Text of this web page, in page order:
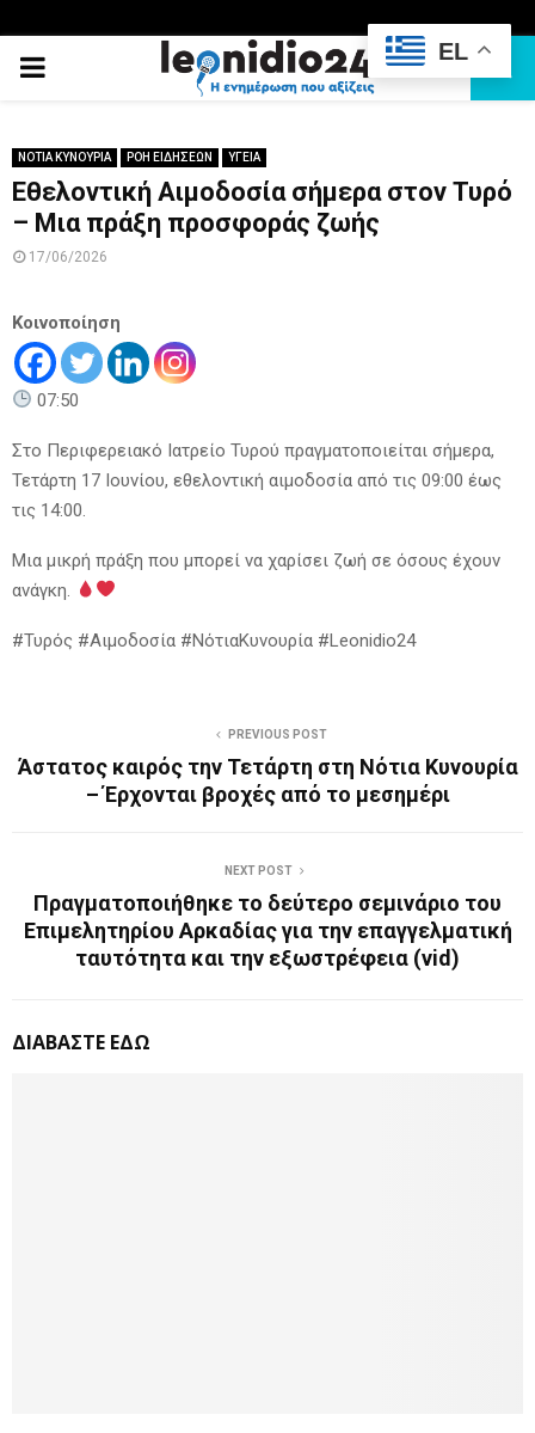
PRIMARY
ΝΟΤΙΑ ΚΥΝΟΥΡΙΑ ΡΟΗ ΕΙΔΗΣΕΩΝ ΥΓΕΙΑ
Εθελοντική Αιμοδοσία σήμερα στον Τυρό
– Μια πράξη προσφοράς ζωής
17/06/2026
Κοινοποίηση
07:50
Στο Περιφερειακό Ιατρείο Τυρού πραγματοποιείται σήμερα,
Τετάρτη 17 Ιουνίου, εθελοντική αιμοδοσία από τις 09:00 έως
τις 14:00.
Μια μικρή πράξη που μπορεί να χαρίσει ζωή σε όσους έχουν
ανάγκη.
#Τυρός #Αιμοδοσία #ΝότιαΚυνουρία #Leonidio24
PREVIOUS POST
Άστατος καιρός την Τετάρτη στη Νότια Κυνουρία
– Έρχονται βροχές από το μεσημέρι
NEXT POST
Πραγματοποιήθηκε το δεύτερο σεμινάριο του
Επιμελητηρίου Αρκαδίας για την επαγγελματική
ταυτότητα και την εξωστρέφεια (vid)
ΔΙΑΒΑΣΤΕ ΕΔΩ
EL